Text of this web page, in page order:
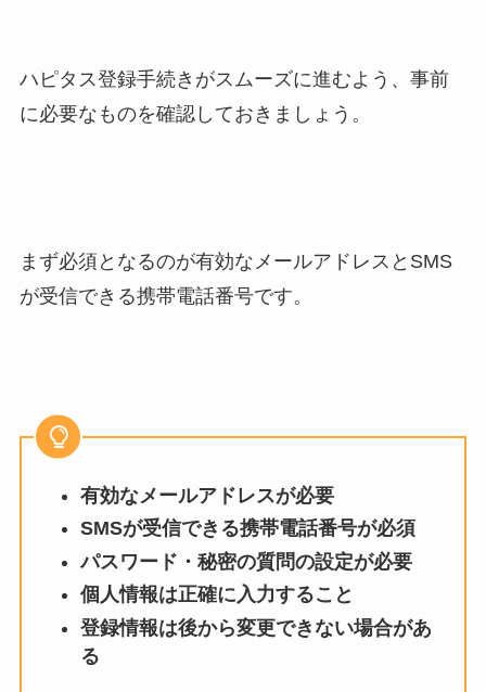
ハピタス登録手続きがスムーズに進むよう、事前
に必要なものを確認しておきましょう。
まず必須となるのが有効なメールアドレスとSMS
が受信できる携帯電話番号です。
有効なメールアドレスが必要
SMSが受信できる携帯電話番号が必須
パスワード・秘密の質問の設定が必要
個人情報は正確に入力すること
登録情報は後から変更できない場合があ
る